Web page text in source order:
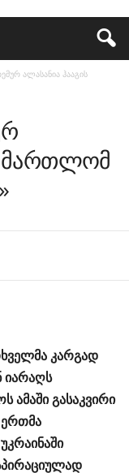
ალასანია ჰააგის
კარგად
იარაღს
გასაკვირი
ერთმა